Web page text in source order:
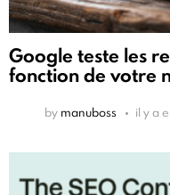
Google teste les
fonction de votre
by manuboss il y a